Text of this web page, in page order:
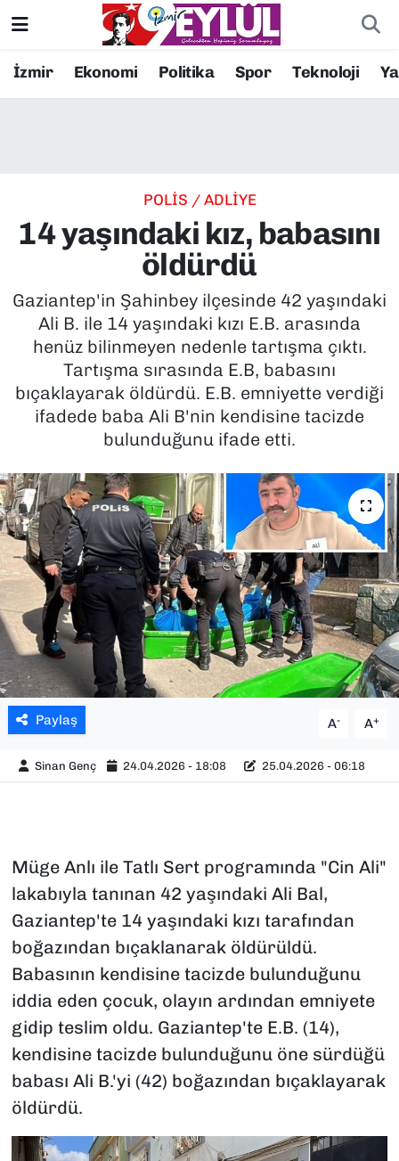
İzmir Ekonomi Politika Spor Teknoloji
POLİS / ADLİYE
14 yaşındaki kız, babasını
öldürdü
Gaziantep'in Şahinbey ilçesinde 42 yaşındaki
Ali B. ile 14 yaşındaki kızı E.B. arasında
henüz bilinmeyen nedenle tartışma çıktı.
Tartışma sırasında E.B, babasını
bıçaklayarak öldürdü. E.B. emniyette verdiği
ifadede baba Ali B'nin kendisine tacizde
bulunduğunu ifade etti.
Paylaş A- A+
Sinan Genç 24.04.2026 - 18:08 25.04.2026 - 06:18
Müge Anlı ile Tatlı Sert programında "Cin Ali"
lakabıyla tanınan 42 yaşındaki Ali Bal,
Gaziantep'te 14 yaşındaki kızı tarafından
boğazından bıçaklanarak öldürüldü.
Babasının kendisine tacizde bulunduğunu
iddia eden çocuk, olayın ardından emniyete
gidip teslim oldu. Gaziantep'te E.B. (14),
kendisine tacizde bulunduğunu öne sürdüğü
babası Ali B.'yi (42) boğazından bıçaklayarak
öldürdü.
Resmi İlanlar
EKONOMİ
KÜLTÜR SANAT
MAGAZİN
POLİTİKA
SAĞLIK
SPOR
TEKNOLOJİ
YAŞAM
YEREL YÖNETİMLER
Konak Nöbetçi Eczaneler
Süper Lig Puan Durumu ve Fikstür
Tüm Manşetler
Son Dakika Haberleri
Haber Arşivi